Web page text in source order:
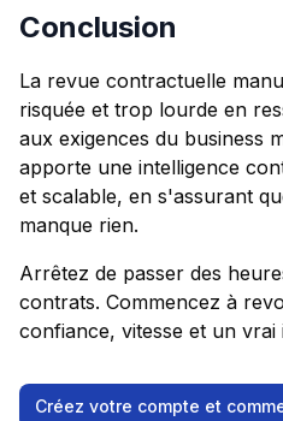
Conclusion
La revue contractuelle
risquée et trop lourde en
aux exigences du business
apporte une intelligence
et scalable, en s'assurant
manque rien.
Arrêtez de passer des
contrats. Commencez à
confiance, vitesse et un vrai
Créez votre compte et